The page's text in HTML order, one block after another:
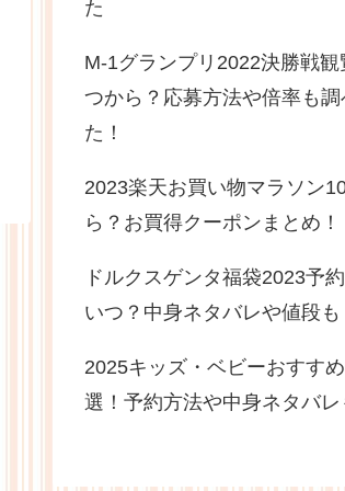
た
M-1グランプリ2022決勝戦観
つから？応募方法や倍率も調
た！
2023楽天お買い物マラソン
ら？お買得クーポンまとめ！
ドルクスゲンタ福袋2023予
いつ？中身ネタバレや値段も
2025キッズ・ベビーおすす
選！予約方法や中身ネタバレ